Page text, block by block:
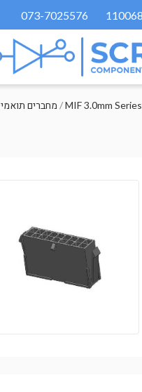
073-7025576
Molex מחברים תואמי /MIF 3.0mm Series